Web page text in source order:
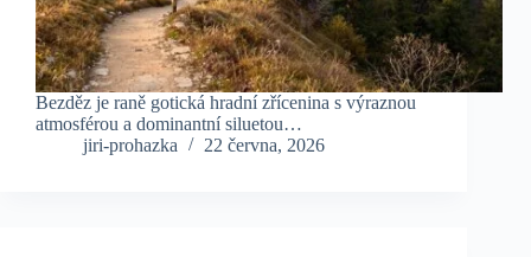
Bezděz je raně gotická hradní zřícenina s výraznou
atmosférou a dominantní siluetou…
jiri-prohazka
22 června, 2026